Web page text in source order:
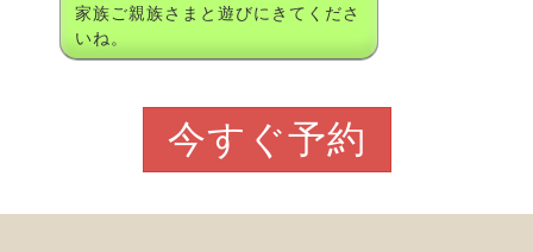
家族ご親族さまと遊びにきてくださ
いね。
今すぐ予約